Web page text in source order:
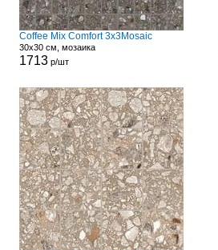
Coffee Mix Comfort 3x3Mosaic
30x30 см, мозаика
1713р/шт